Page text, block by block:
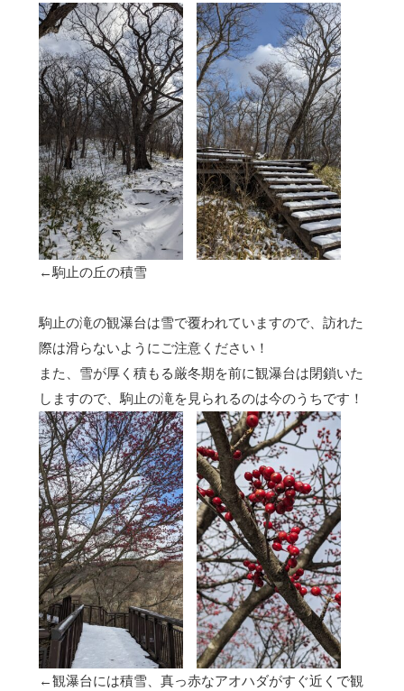
←駒止の丘の積雪
駒止の滝の観瀑台は雪で覆われていますので、訪れた
際は滑らないようにご注意ください！
また、雪が厚く積もる厳冬期を前に観瀑台は閉鎖いた
しますので、駒止の滝を見られるのは今のうちです！
←観瀑台には積雪、真っ赤なアオハダがすぐ近くで観